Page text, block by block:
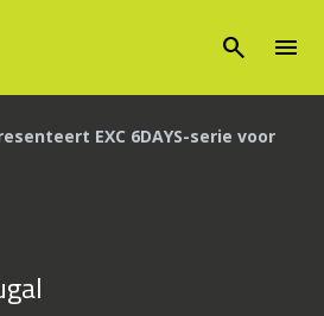
search menu
EXC 6DAYS-serie voor